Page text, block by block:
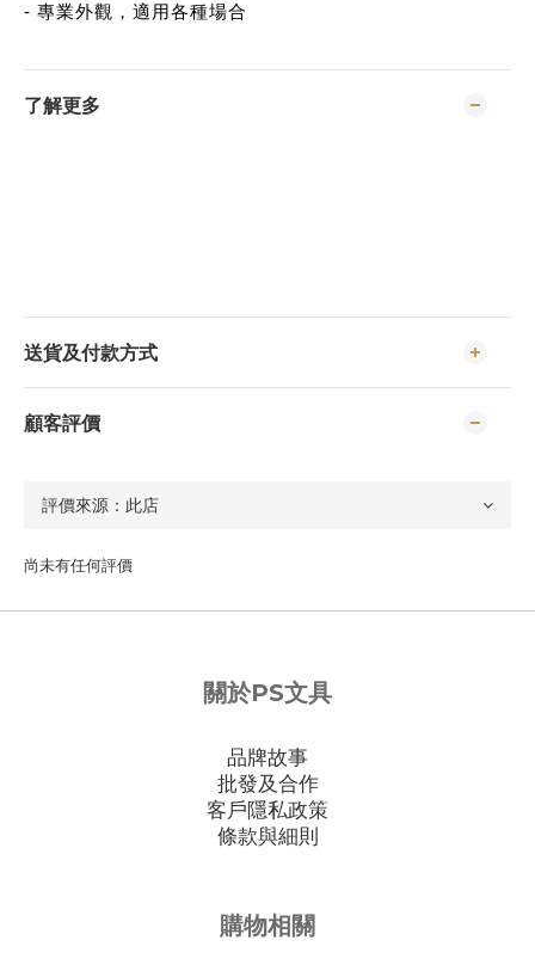
- 專業外觀，適用各種場合
了解更多
送貨及付款方式
顧客評價
尚未有任何評價
關於PS文具
品牌故事
批發及合作
客戶隱私政策
條款與細則
購物相關